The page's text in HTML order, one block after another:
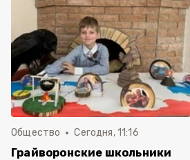
Общество Сегодня, 11:16
Грайворонские школьники